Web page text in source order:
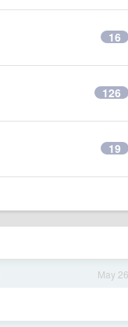
16
126
19
May 26